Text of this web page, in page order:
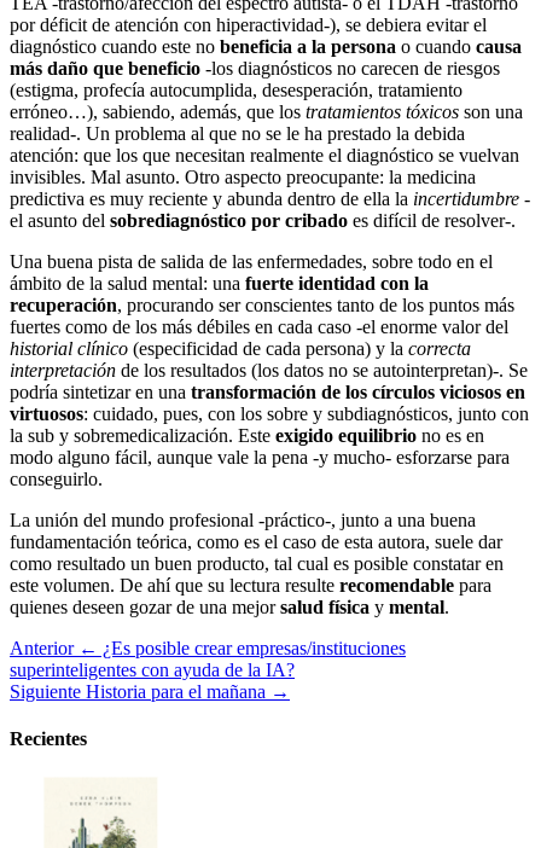
por déficit de atención con hiperactividad-), se debiera evitar el
diagnóstico cuando este no beneficia a la persona o cuando causa
más daño que beneficio -los diagnósticos no carecen de riesgos
(estigma, profecía autocumplida, desesperación, tratamiento
erróneo…), sabiendo, además, que los tratamientos tóxicos son una
realidad-. Un problema al que no se le ha prestado la debida
atención: que los que necesitan realmente el diagnóstico se vuelvan
invisibles. Mal asunto. Otro aspecto preocupante: la medicina
predictiva es muy reciente y abunda dentro de ella la incertidumbre -
el asunto del sobrediagnóstico por cribado es difícil de resolver-.
Una buena pista de salida de las enfermedades, sobre todo en el
ámbito de la salud mental: una fuerte identidad con la
recuperación, procurando ser conscientes tanto de los puntos más
fuertes como de los más débiles en cada caso -el enorme valor del
historial clínico (especificidad de cada persona) y la correcta
interpretación de los resultados (los datos no se autointerpretan)-. Se
podría sintetizar en una transformación de los círculos viciosos en
virtuosos: cuidado, pues, con los sobre y subdiagnósticos, junto con
la sub y sobremedicalización. Este exigido equilibrio no es en
modo alguno fácil, aunque vale la pena -y mucho- esforzarse para
conseguirlo.
La unión del mundo profesional -práctico-, junto a una buena
fundamentación teórica, como es el caso de esta autora, suele dar
como resultado un buen producto, tal cual es posible constatar en
este volumen. De ahí que su lectura resulte recomendable para
quienes deseen gozar de una mejorsalud física y mental.
Anterior ← ¿Es posible crear empresas/instituciones
superinteligentes con ayuda de la IA?
Siguiente Historia para el mañana →
Recientes